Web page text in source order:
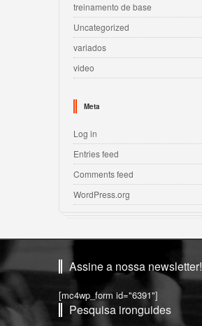
treinamento de base
Uncategorized
variados
video
Meta
Log in
Entries feed
Comments feed
WordPress.org
Assine a nossa newsletter!
[mc4wp_form id="6391"]
Pesquisa ironguides